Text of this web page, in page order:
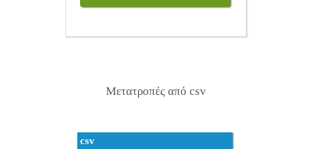
Μετατροπές από csv
csv